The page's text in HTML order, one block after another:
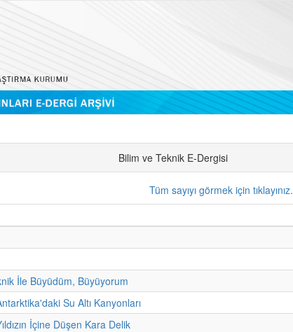
Bilim ve Teknik E-Dergisi
Tüm sayıyı görmek için tıklayınız.
İle Büyüdüm, Büyüyorum
Su Altı Kanyonları
İçine Düşen Kara Delik